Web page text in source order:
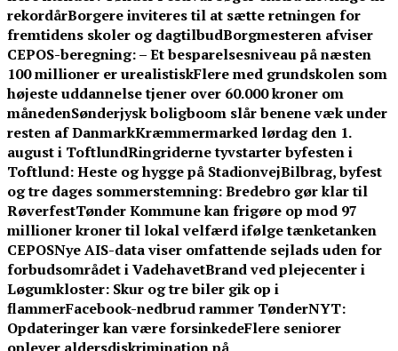
rekordårBorgere inviteres til at sætte retningen for
fremtidens skoler og dagtilbudBorgmesteren afviser
CEPOS-beregning: – Et besparelsesniveau på næsten
100 millioner er urealistiskFlere med grundskolen som
højeste uddannelse tjener over 60.000 kroner om
månedenSønderjysk boligboom slår benene væk under
resten af DanmarkKræmmermarked lørdag den 1.
august i ToftlundRingriderne tyvstarter byfesten i
Toftlund: Heste og hygge på StadionvejBilbrag, byfest
og tre dages sommerstemning: Bredebro gør klar til
RøverfestTønder Kommune kan frigøre op mod 97
millioner kroner til lokal velfærd ifølge tænketanken
CEPOSNye AIS-data viser omfattende sejlads uden for
forbudsområdet i VadehavetBrand ved plejecenter i
Løgumkloster: Skur og tre biler gik op i
flammerFacebook-nedbrud rammer TønderNYT:
Opdateringer kan være forsinkedeFlere seniorer